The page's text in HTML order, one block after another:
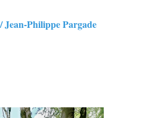
Jean-Philippe Pargade